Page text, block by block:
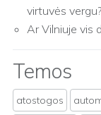
virtuvės vergu?
Ar Vilniuje vis
Temos
atostogos